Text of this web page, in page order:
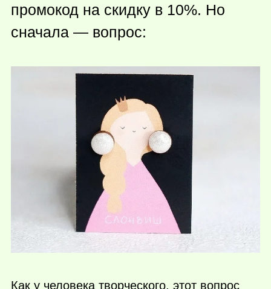
промокод на скидку в 10%. Но
сначала — вопрос:
Как у человека творческого, этот вопрос